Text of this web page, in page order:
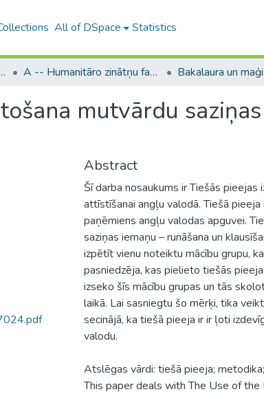
All of DSpace Statistics
of the UL A -- Humanitāro zinātņu fakultāte / Faculty of Humanities
mutvārdu
Abstract
Šī darba nosaukums ir Tiešās
attīstīšanai angļu valodā. Tiešā
paņēmiens angļu valodas apguvei.
saziņas iemaņu – runāšana un
izpētīt vienu noteiktu mācību grupu,
pasniedzēja, kas pielieto tiešās
izseko šīs mācību grupas un tās
laikā. Lai sasniegtu šo mērķi, tika
secinājā, ka tiešā pieeja ir ir ļoti
valodu.
Atslēgas vārdi: tiešā pieeja;
This paper deals with The Use of